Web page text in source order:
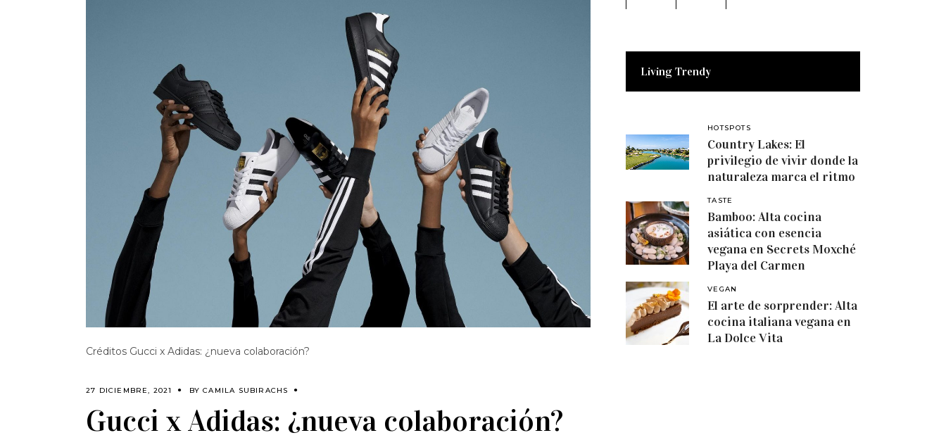
Créditos Gucci x Adidas: ¿nueva colaboración?
27 DICIEMBRE, 2021 BYCAMILA SUBIRACHS
Gucci x Adidas: ¿nueva colaboración?
Living Trendy
HOTSPOTS
Country Lakes: El
privilegio de vivir donde la
naturaleza marca el ritmo
TASTE
Bamboo: Alta cocina
asiática con esencia
vegana en Secrets Moxché
Playa del Carmen
VEGAN
El arte de sorprender: Alta
cocina italiana vegana en
La Dolce Vita